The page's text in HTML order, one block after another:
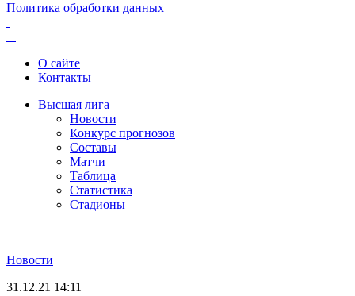
Политика обработки данных
О сайте
Контакты
Высшая лига
Новости
Конкурс прогнозов
Составы
Матчи
Таблица
Статистика
Стадионы
Новости
31.12.21 14:11